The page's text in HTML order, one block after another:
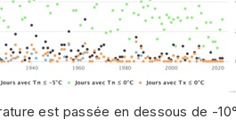
est passée en dessous de -